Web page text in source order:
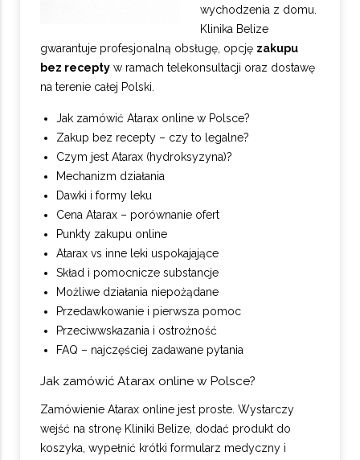
wychodzenia z domu.
Klinika Belize
gwarantuje profesjonalną obsługę, opcję zakupu
bez recepty w ramach telekonsultacji oraz dostawę
na terenie całej Polski.
Jak zamówić Atarax online w Polsce?
Zakup bez recepty – czy to legalne?
Czym jest Atarax (hydroksyzyna)?
Mechanizm działania
Dawki i formy leku
Cena Atarax – porównanie ofert
Punkty zakupu online
Atarax vs inne leki uspokajające
Skład i pomocnicze substancje
Możliwe działania niepożądane
Przedawkowanie i pierwsza pomoc
Przeciwwskazania i ostrożność
FAQ – najczęściej zadawane pytania
Jak zamówić Atarax online w Polsce?
Zamówienie Atarax online jest proste. Wystarczy
wejść na stronę Kliniki Belize, dodać produkt do
koszyka, wypełnić krótki formularz medyczny i